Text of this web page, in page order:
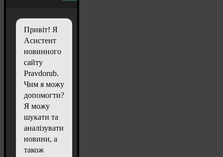
Привіт! Я
Асистент
новинного
сайту
Pravdorub.
Чим я можу
допомогти?
Я можу
шукати та
аналізувати
новини, а
також